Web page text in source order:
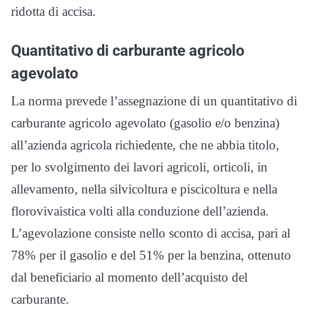
ridotta di accisa.
Quantitativo di carburante agricolo
agevolato
La norma prevede l’assegnazione di un quantitativo di
carburante agricolo agevolato (gasolio e/o benzina)
all’azienda agricola richiedente, che ne abbia titolo,
per lo svolgimento dei lavori agricoli, orticoli, in
allevamento, nella silvicoltura e piscicoltura e nella
florovivaistica volti alla conduzione dell’azienda.
L’agevolazione consiste nello sconto di accisa, pari al
78% per il gasolio e del 51% per la benzina, ottenuto
dal beneficiario al momento dell’acquisto del
carburante.